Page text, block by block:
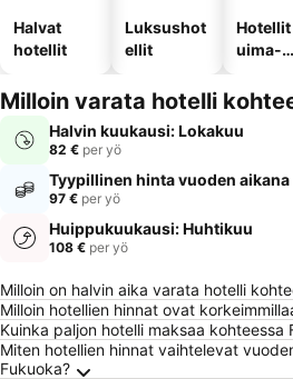
Halvat
hotellit
Luksushot
ellit
Hotellit
uima-
Milloin varata hotelli
Halvin kuukausi: Lokakuu
82 € per yö
Tyypillinen hinta vuoden aikana
97 € per yö
Huippukuukausi: Huhtikuu
108 € per yö
Usein kysytyt
Milloin on halvin aika varata hotelli
Milloin hotellien hinnat ovat
Kuinka paljon hotelli maksaa kohteessa
Miten hotellien hinnat vaihtelevat
Fukuoka?